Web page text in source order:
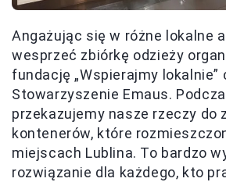
Angażując się w różne lokalne
wesprzeć zbiórkę odzieży
fundację „Wspierajmy lokalnie”
Stowarzyszenie Emaus.
przekazujemy nasze rzeczy do
kontenerów, które
miejscach Lublina. To bardzo
rozwiązanie dla każdego, kto